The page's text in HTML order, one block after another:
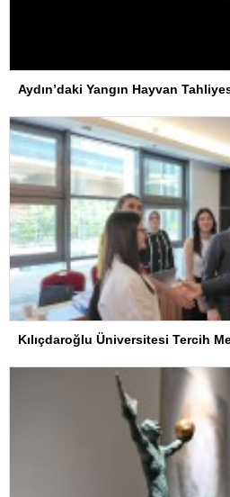
Aydın’daki Yangın Hayvan
Kılıçdaroğlu Üniversitesi Tercih